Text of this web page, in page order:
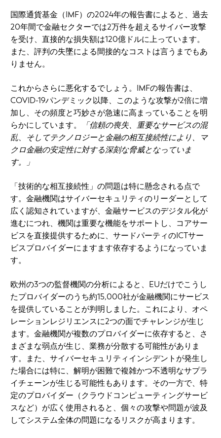
国際通貨基金（IMF）の2024年の報告書によると、過去
20年間で金融セクターでは2万件を超えるサイバー攻撃
を受け、直接的な損失額は120億ドルに上っています。
また、評判の失墜による間接的なコストは言うまでもあ
りません。
これからさらに悪化するでしょう。IMFの報告書は、
COVID-19パンデミック以降、このような攻撃が2倍に増
加し、その頻度と巧妙さが急速に高まっていることを明
らかにしています。
「信頼の喪失、重要なサービスの混
乱、そしてテクノロジーと金融の相互接続性により、マ
クロ金融の安定性に対する深刻な脅威となっていま
す。」
「技術的な相互接続性」の問題は特に懸念される点で
す。金融機関はサイバーセキュリティのリーダーとして
広く認知されていますが、金融サービスのデジタル化が
進むにつれ、機関は重要な機能をサポートし、コアサー
ビスを直接提供するために、サードパーティのICTサー
ビスプロバイダーにますます依存するようになっていま
す。
欧州の3つの監督機関の分析によると、EUだけでこうし
たプロバイダーのうち約15,000社が金融機関にサービス
を提供していることが判明しました。これにより、オペ
レーションレジリエンスに2つの面でチャレンジが生じ
ます。金融機関が複数のプロバイダーに依存すると、さ
まざまな弱点が生じ、業務が分散する可能性がありま
す。また、サイバーセキュリティインシデントが発生し
た場合には特に、解明が困難で複雑かつ不透明なサプラ
イチェーンが生じる可能性もあります。その一方で、特
定のプロバイダー（クラウドコンピューティングサービ
スなど）が広く使用されると、個々の攻撃や問題が波及
してシステム全体の問題になるリスクが高まります。